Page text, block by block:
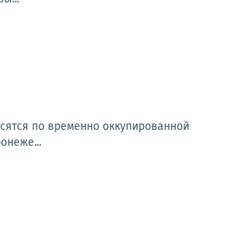
по временно оккупированной